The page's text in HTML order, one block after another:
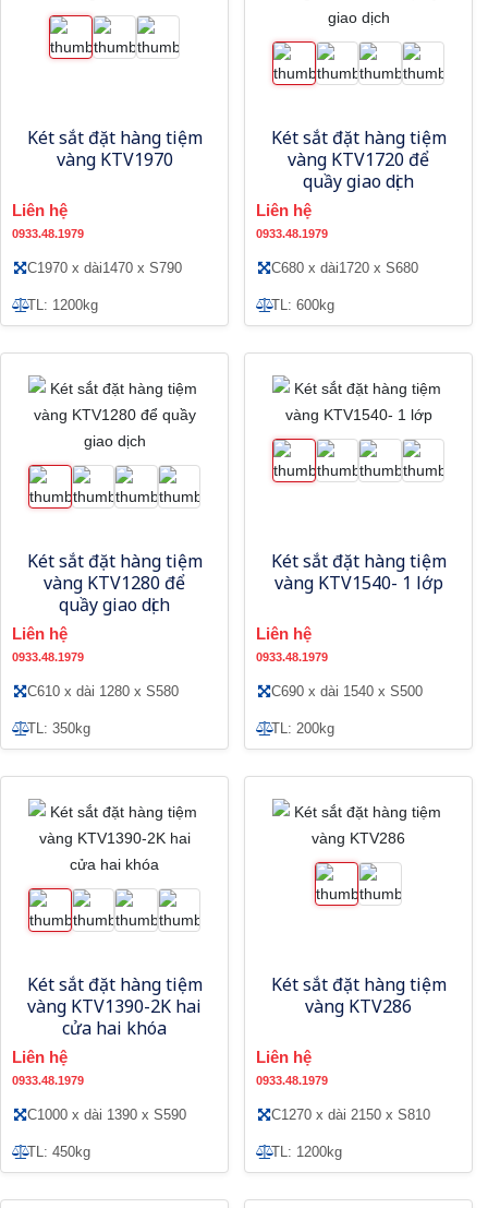
Két sắt đặt hàng tiệm
vàng KTV1970
Liên hệ
0933.48.1979
C1970 x dài1470 x S790
TL: 1200kg
Két sắt đặt hàng tiệm
vàng KTV1720 để
quầy giao dịch
Liên hệ
0933.48.1979
C680 x dài1720 x S680
TL: 600kg
Két sắt đặt hàng tiệm
vàng KTV1280 để
quầy giao dịch
Liên hệ
0933.48.1979
C610 x dài 1280 x S580
TL: 350kg
Két sắt đặt hàng tiệm
vàng KTV1540- 1 lớp
Liên hệ
0933.48.1979
C690 x dài 1540 x S500
TL: 200kg
Két sắt đặt hàng tiệm
vàng KTV1390-2K hai
cửa hai khóa
Liên hệ
0933.48.1979
C1000 x dài 1390 x S590
TL: 450kg
Két sắt đặt hàng tiệm
vàng KTV286
Liên hệ
0933.48.1979
C1270 x dài 2150 x S810
TL: 1200kg